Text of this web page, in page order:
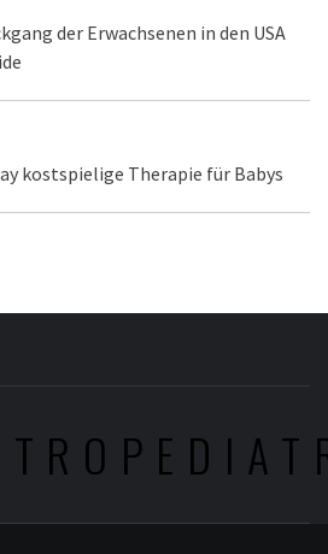
der Erwachsenen in den USA
kostspielige Therapie für Babys